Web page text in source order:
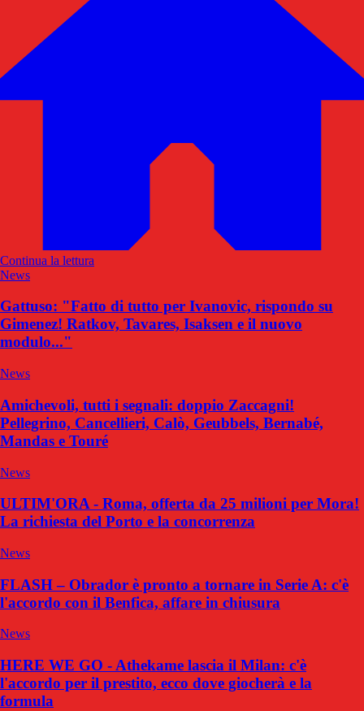
Continua la lettura
News
Gattuso: "Fatto di tutto per Ivanovic, rispondo su
Gimenez! Ratkov, Tavares, Isaksen e il nuovo
modulo..."
News
Amichevoli, tutti i segnali: doppio Zaccagni!
Pellegrino, Cancellieri, Calò, Geubbels, Bernabé,
Mandas e Touré
News
ULTIM'ORA - Roma, offerta da 25 milioni per Mora!
La richiesta del Porto e la concorrenza
News
FLASH – Obrador è pronto a tornare in Serie A: c'è
l'accordo con il Benfica, affare in chiusura
News
HERE WE GO - Athekame lascia il Milan: c'è
l'accordo per il prestito, ecco dove giocherà e la
formula